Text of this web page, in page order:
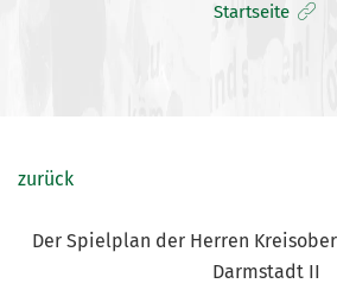
VERANSTALTUNGEN
ARCHIV
Startseite
zurück
Der Spielplan der Herren
Darmstadt II